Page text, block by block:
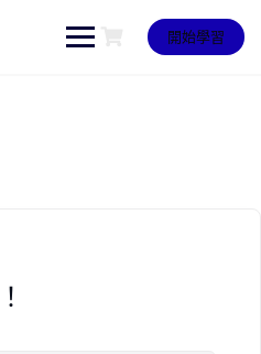
開始學習